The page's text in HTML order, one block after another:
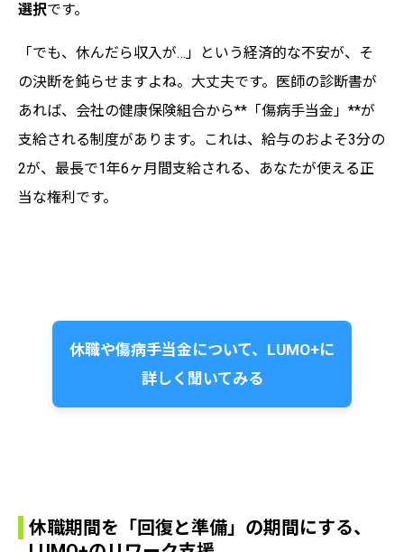
選択です。
「でも、休んだら収入が…」という経済的な不安が、そ
の決断を鈍らせますよね。大丈夫です。医師の診断書が
あれば、会社の健康保険組合から**「傷病手当金」**が
支給される制度があります。これは、給与のおよそ3分の
2が、最長で1年6ヶ月間支給される、あなたが使える正
当な権利です。
休職や傷病手当金について、LUMO+に
詳しく聞いてみる
休職期間を「回復と準備」の期間にする、